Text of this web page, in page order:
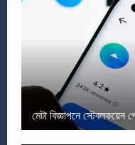
মেটা বিজ্ঞাপনে স্টেবলকয়েন